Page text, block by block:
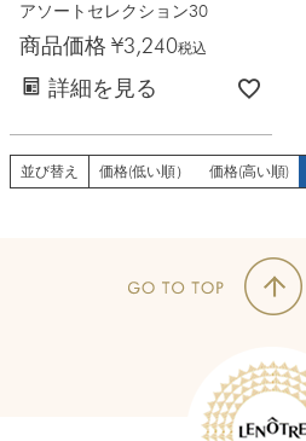
アソートセレクション30
商品価格 ¥3,240税込
詳細を見る
並び替え 価格(低い順） 価格(高い順)